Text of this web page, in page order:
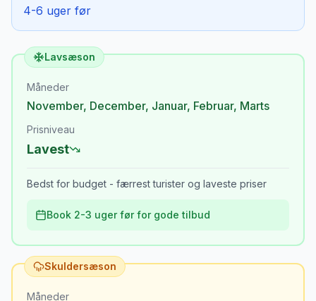
4-6 uger før
Lavsæson
Måneder
November, December, Januar, Februar, Marts
Prisniveau
Lavest
Bedst for budget - færrest turister og laveste priser
Book 2-3 uger før for gode tilbud
Skuldersæson
Måneder